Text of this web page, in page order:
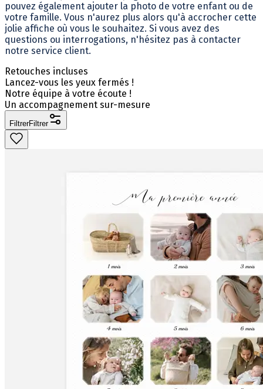
pouvez également ajouter la photo de votre enfant ou de
votre famille. Vous n'aurez plus alors qu'à accrocher cette
jolie affiche où vous le souhaitez. Si vous avez des
questions ou interrogations, n'hésitez pas à contacter
notre service client.
Retouches incluses
Lancez-vous les yeux fermés !
Notre équipe à votre écoute !
Un accompagnement sur-mesure
FiltrerFiltrer